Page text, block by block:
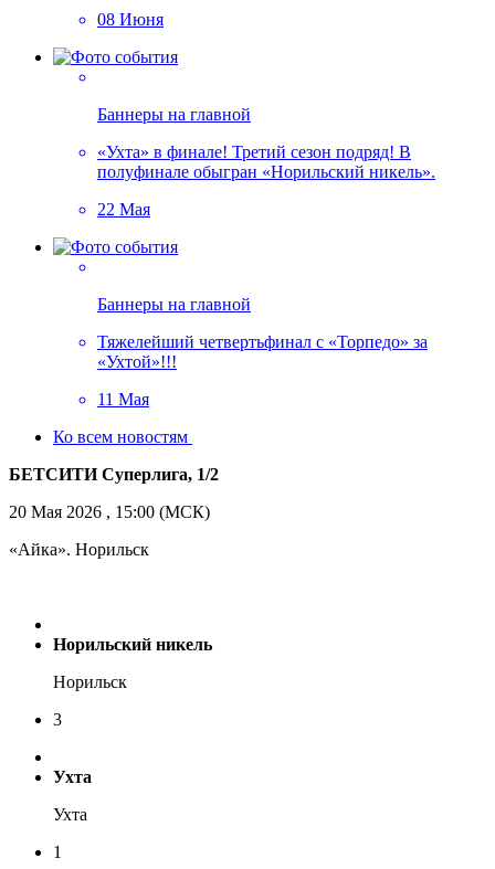
08 Июня
Баннеры на главной
«Ухта» в финале! Третий сезон подряд! В
полуфинале обыгран «Норильский никель».
22 Мая
Баннеры на главной
Тяжелейший четвертьфинал с «Торпедо» за
«Ухтой»!!!
11 Мая
Ко всем новостям
БЕТСИТИ Суперлига, 1/2
20 Мая 2026 , 15:00 (МСК)
«Айка». Норильск
Норильский никель
Норильск
3
Ухта
Ухта
1